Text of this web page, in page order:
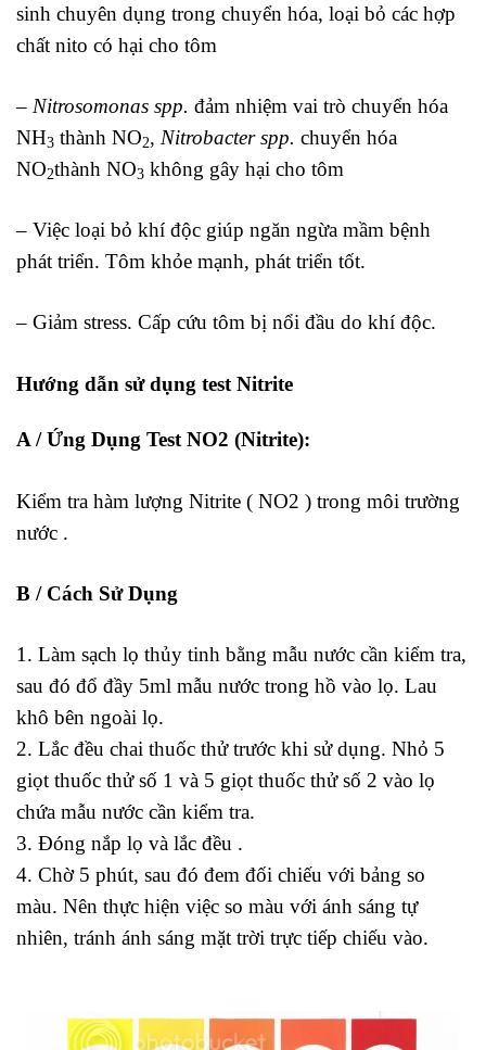
sinh chuyên dụng trong chuyển hóa, loại bỏ các hợp
chất nito có hại cho tôm
– Nitrosomonas spp. đảm nhiệm vai trò chuyển hóa
NH3 thành NO2, Nitrobacter spp. chuyển hóa
NO2thành NO3 không gây hại cho tôm
– Việc loại bỏ khí độc giúp ngăn ngừa mầm bệnh
phát triển. Tôm khỏe mạnh, phát triển tốt.
– Giảm stress. Cấp cứu tôm bị nổi đầu do khí độc.
Hướng dẫn sử dụng test Nitrite
A / Ứng Dụng Test NO2 (Nitrite):
Kiểm tra hàm lượng Nitrite ( NO2 ) trong môi trường
nước .
B / Cách Sử Dụng
1. Làm sạch lọ thủy tinh bằng mẫu nước cần kiểm tra,
sau đó đổ đầy 5ml mẫu nước trong hồ vào lọ. Lau
khô bên ngoài lọ.
2. Lắc đều chai thuốc thử trước khi sử dụng. Nhỏ 5
giọt thuốc thử số 1 và 5 giọt thuốc thử số 2 vào lọ
chứa mẫu nước cần kiểm tra.
3. Đóng nắp lọ và lắc đều .
4. Chờ 5 phút, sau đó đem đối chiếu với bảng so
màu. Nên thực hiện việc so màu với ánh sáng tự
nhiên, tránh ánh sáng mặt trời trực tiếp chiếu vào.